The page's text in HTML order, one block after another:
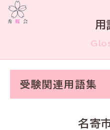
用
受験関連用語集
名寄